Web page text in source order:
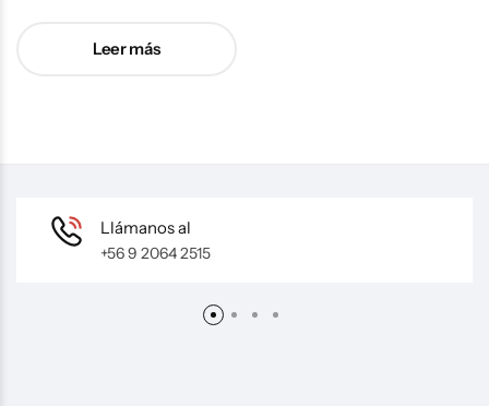
Leer más
Llámanos al
+56 9 2064 2515